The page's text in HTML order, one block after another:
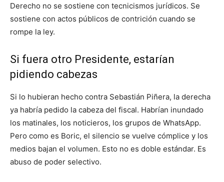
Derecho no se sostiene con tecnicismos jurídicos. Se
sostiene con actos públicos de contrición cuando se
rompe la ley.
Si fuera otro Presidente, estarían
pidiendo cabezas
Si lo hubieran hecho contra Sebastián Piñera, la derecha
ya habría pedido la cabeza del fiscal. Habrían inundado
los matinales, los noticieros, los grupos de WhatsApp.
Pero como es Boric, el silencio se vuelve cómplice y los
medios bajan el volumen. Esto no es doble estándar. Es
abuso de poder selectivo.